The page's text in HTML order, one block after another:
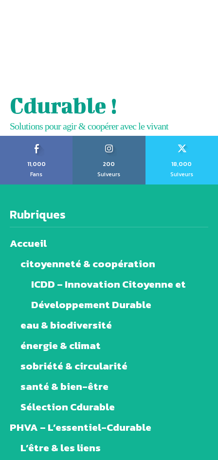
Cdurable !
Solutions pour agir & coopérer avec le vivant
11,000
Fans
200
Suiveurs
18,000
Suiveurs
Rubriques
Accueil
citoyenneté & coopération
ICDD – Innovation Citoyenne et
Développement Durable
eau & biodiversité
énergie & climat
sobriété & circularité
santé & bien-être
Sélection Cdurable
PHVA – L’essentiel-Cdurable
L’être & les liens